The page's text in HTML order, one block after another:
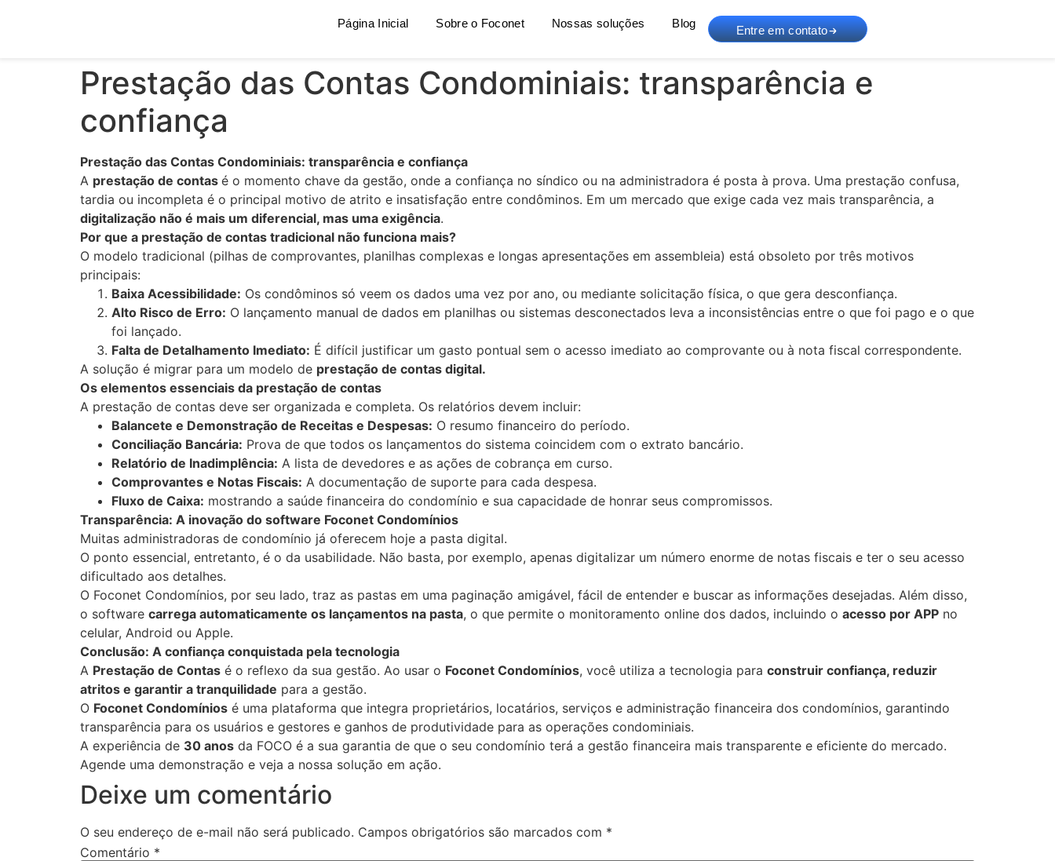
Página Inicial Sobre o Foconet Nossas soluções Blog
Entre em contato
Prestação das Contas Condominiais: transparência e
confiança
Prestação das Contas Condominiais: transparência e confiança
A prestação de contas é o momento chave da gestão, onde a confiança no síndico ou na administradora é posta à prova. Uma prestação confusa,
tardia ou incompleta é o principal motivo de atrito e insatisfação entre condôminos. Em um mercado que exige cada vez mais transparência, a
digitalização não é mais um diferencial, mas uma exigência.
Por que a prestação de contas tradicional não funciona mais?
O modelo tradicional (pilhas de comprovantes, planilhas complexas e longas apresentações em assembleia) está obsoleto por três motivos
principais:
Baixa Acessibilidade: Os condôminos só veem os dados uma vez por ano, ou mediante solicitação física, o que gera desconfiança.
Alto Risco de Erro: O lançamento manual de dados em planilhas ou sistemas desconectados leva a inconsistências entre o que foi pago e o que
foi lançado.
Falta de Detalhamento Imediato: É difícil justificar um gasto pontual sem o acesso imediato ao comprovante ou à nota fiscal correspondente.
A solução é migrar para um modelo de prestação de contas digital.
Os elementos essenciais da prestação de contas
A prestação de contas deve ser organizada e completa. Os relatórios devem incluir:
Balancete e Demonstração de Receitas e Despesas: O resumo financeiro do período.
Conciliação Bancária: Prova de que todos os lançamentos do sistema coincidem com o extrato bancário.
Relatório de Inadimplência: A lista de devedores e as ações de cobrança em curso.
Comprovantes e Notas Fiscais: A documentação de suporte para cada despesa.
Fluxo de Caixa: mostrando a saúde financeira do condomínio e sua capacidade de honrar seus compromissos.
Transparência: A inovação do software Foconet Condomínios
Muitas administradoras de condomínio já oferecem hoje a pasta digital.
O ponto essencial, entretanto, é o da usabilidade. Não basta, por exemplo, apenas digitalizar um número enorme de notas fiscais e ter o seu acesso
dificultado aos detalhes.
O Foconet Condomínios, por seu lado, traz as pastas em uma paginação amigável, fácil de entender e buscar as informações desejadas. Além disso,
o software carrega automaticamente os lançamentos na pasta, o que permite o monitoramento online dos dados, incluindo o acesso por APP no
celular, Android ou Apple.
Conclusão: A confiança conquistada pela tecnologia
A Prestação de Contas é o reflexo da sua gestão. Ao usar o Foconet Condomínios, você utiliza a tecnologia para construir confiança, reduzir
atritos e garantir a tranquilidade para a gestão.
O Foconet Condomínios é uma plataforma que integra proprietários, locatários, serviços e administração financeira dos condomínios, garantindo
transparência para os usuários e gestores e ganhos de produtividade para as operações condominiais.
A experiência de 30 anos da FOCO é a sua garantia de que o seu condomínio terá a gestão financeira mais transparente e eficiente do mercado.
Agende uma demonstração e veja a nossa solução em ação.
Deixe um comentário
O seu endereço de e-mail não será publicado. Campos obrigatórios são marcados com *
Comentário *